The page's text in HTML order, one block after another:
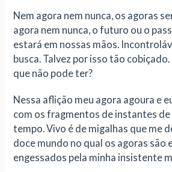
Nem agora nem nunca, os agoras
agora nem nunca, o futuro ou o
estará em nossas mãos.
busca. Talvez por isso tão
que não pode ter?
Nessa aflição meu agora agoura e
com os fragmentos de instantes de
tempo. Vivo é de migalhas que me
doce mundo no qual os agoras são
engessados pela minha insistente